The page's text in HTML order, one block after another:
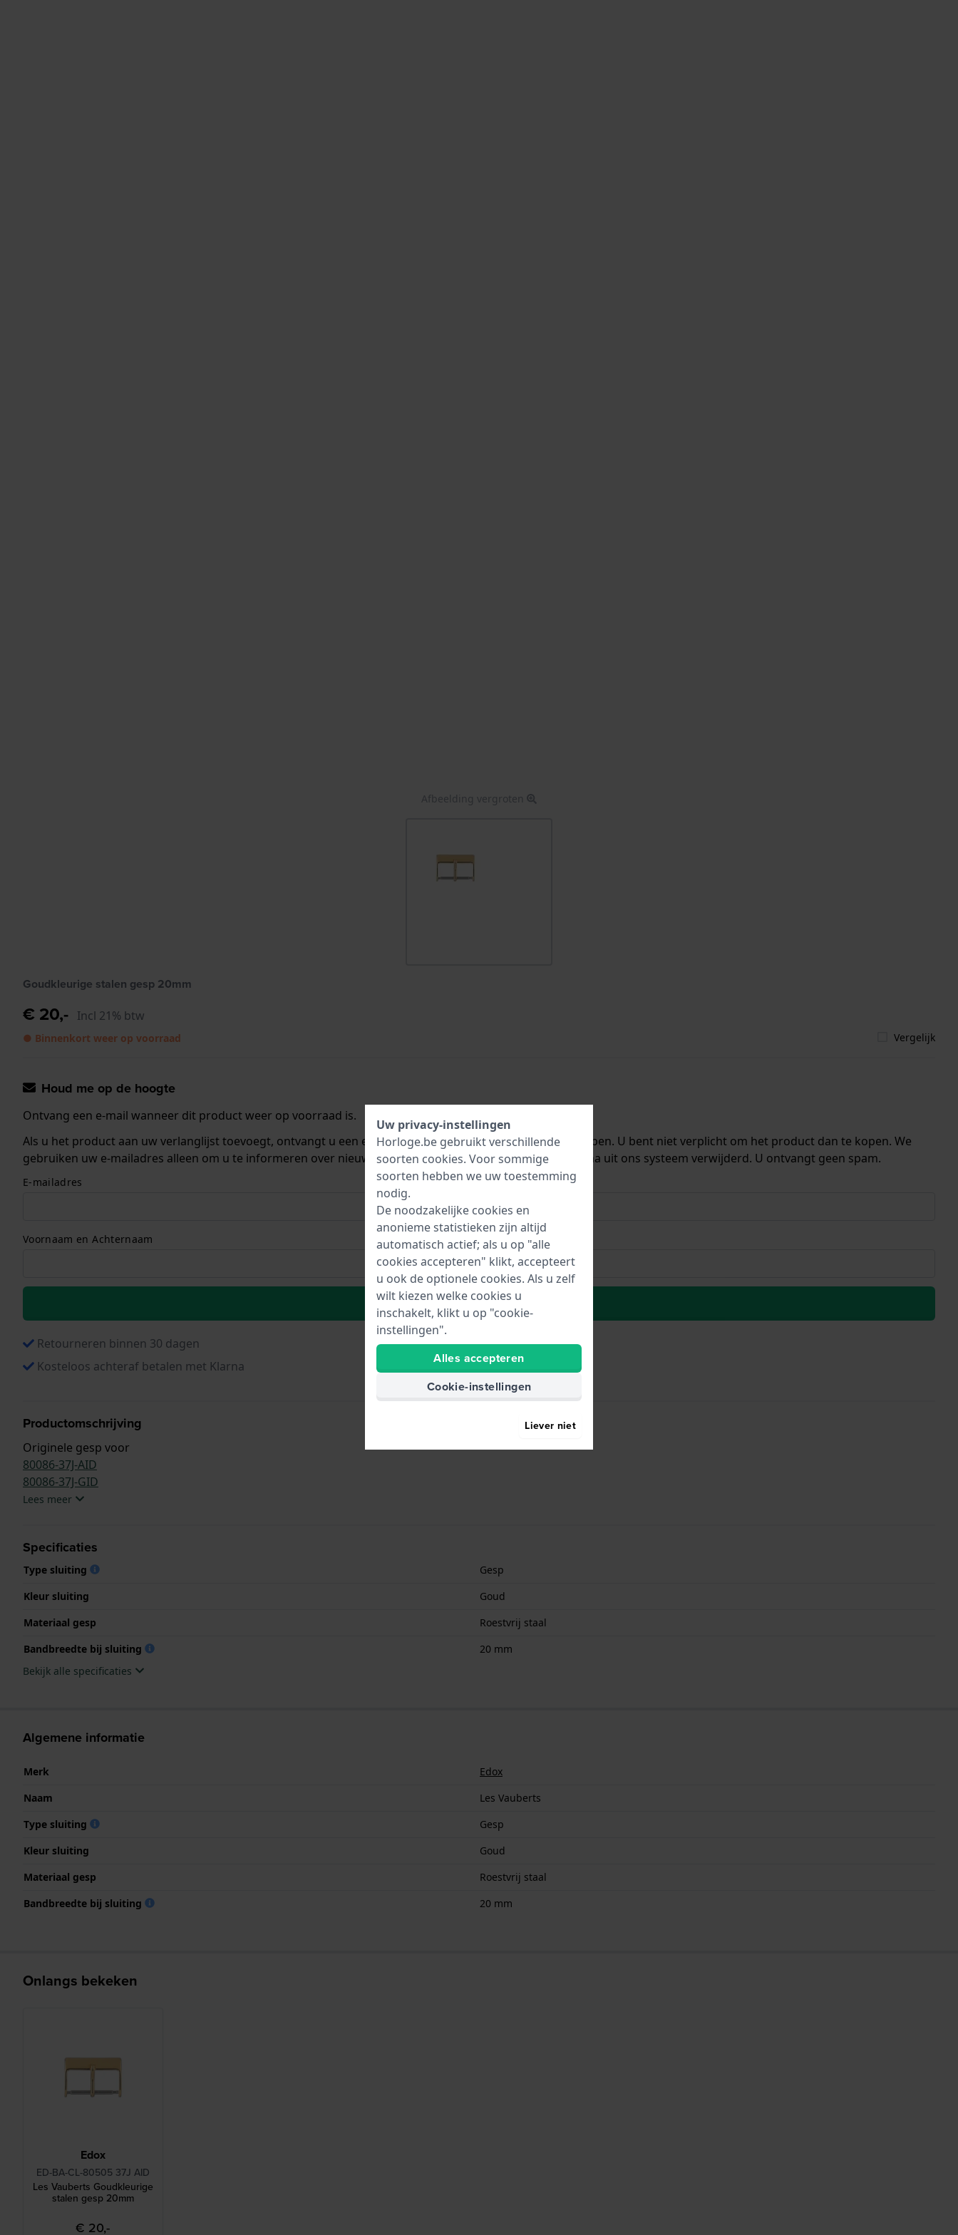
Afbeelding vergroten
Goudkleurige stalen gesp 20mm
€ 20,- Incl 21% btw
● Binnenkort weer op voorraad Vergelijk
Houd me op de hoogte
Ontvang een e-mail wanneer dit product weer op voorraad is.
Als u het product aan uw verlanglijst toevoegt, ontvangt u een e-mail zodra we het weer op voorraad hebben. U bent niet verplicht om het product dan te kopen. We
gebruiken uw e-mailadres alleen om u te informeren over nieuwe voorraad. Het wordt onmiddellijk daarna uit ons systeem verwijderd. U ontvangt geen spam.
E-mailadres
Voornaam en Achternaam
Naar wenslijst
Retourneren binnen 30 dagen
Kosteloos achteraf betalen met Klarna
Productomschrijving
Originele gesp voor
80086-37J-AID
80086-37J-GID
Lees meer
Specificaties
Type sluiting
Gesp
Kleur sluiting
Goud
Materiaal gesp
Roestvrij staal
Bandbreedte bij sluiting
20 mm
Bekijk alle specificaties
Algemene informatie
Merk
Edox
Naam
Les Vauberts
Type sluiting
Gesp
Kleur sluiting
Goud
Materiaal gesp
Roestvrij staal
Bandbreedte bij sluiting
20 mm
Onlangs bekeken
Edox
ED-BA-CL-80505 37J AID
Les Vauberts Goudkleurige
stalen gesp 20mm
€ 20,-
Uw privacy-instellingen
Horloge.be gebruikt verschillende
soorten cookies. Voor sommige
soorten hebben we uw toestemming
nodig.
De noodzakelijke cookies en
anonieme statistieken zijn altijd
automatisch actief; als u op "alle
cookies accepteren" klikt, accepteert
u ook de optionele cookies. Als u zelf
wilt kiezen welke cookies u
inschakelt, klikt u op "cookie-
instellingen".
Alles accepteren
Cookie-instellingen
Liever niet